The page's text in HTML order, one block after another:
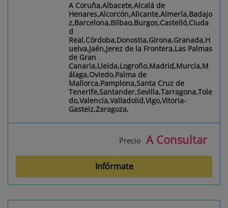
A Coruña,Albacete,Alcalá de
Henares,Alcorcón,Alicante,Almería,Badajo
z,Barcelona,Bilbao,Burgos,Castelló,Ciuda
d
Real,Córdoba,Donostia,Girona,Granada,H
uelva,Jaén,Jerez de la Frontera,Las Palmas
de Gran
Canaria,Lleida,Logroño,Madrid,Murcia,M
álaga,Oviedo,Palma de
Mallorca,Pamplona,Santa Cruz de
Tenerife,Santander,Sevilla,Tarragona,Tole
do,Valencia,Valladolid,Vigo,Vitoria-
Gasteiz,Zaragoza,
Precio A Consultar
Infórmate